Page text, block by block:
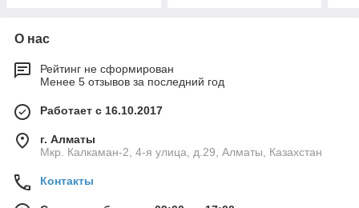
О нас
Рейтинг не сформирован
Менее 5 отзывов за последний год
Работает с 16.10.2017
г. Алматы
Мкр. Калкаман-2, 4-я улица, д.29, Алматы, Казахстан
Контакты